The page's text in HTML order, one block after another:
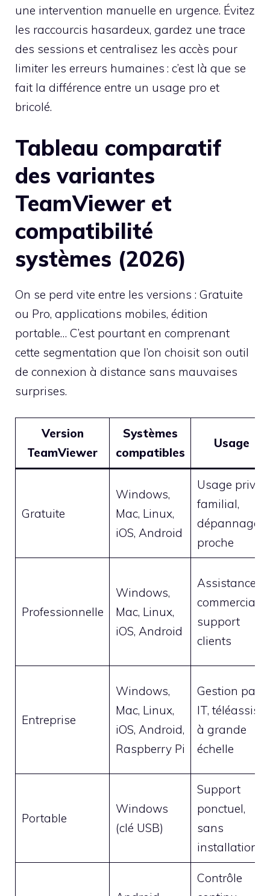
une intervention manuelle en urgence. Évitez
les raccourcis hasardeux, gardez une trace
des sessions et centralisez les accès pour
limiter les erreurs humaines : c’est là que se
fait la différence entre un usage pro et
bricolé.
Tableau comparatif
des variantes
TeamViewer et
compatibilité
systèmes (2026)
On se perd vite entre les versions : Gratuite
ou Pro, applications mobiles, édition
portable… C’est pourtant en comprenant
cette segmentation que l’on choisit son outil
de connexion à distance sans mauvaises
surprises.
Version
TeamViewer
Systèmes
compatibles
Usage
Gratuite
Windows,
Mac, Linux,
iOS, Android
Usage privé,
familial,
dépannage
proche
Professionnelle
Windows,
Mac, Linux,
iOS, Android
Assistance
commerciale,
support
clients
Entreprise
Windows,
Mac, Linux,
iOS, Android,
Raspberry Pi
Gestion parc
IT, téléassist.
à grande
échelle
Portable
Windows
(clé USB)
Support
ponctuel,
sans
installation
Contrôle